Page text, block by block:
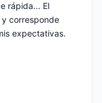
rápida... El
corresponde
expectativas.